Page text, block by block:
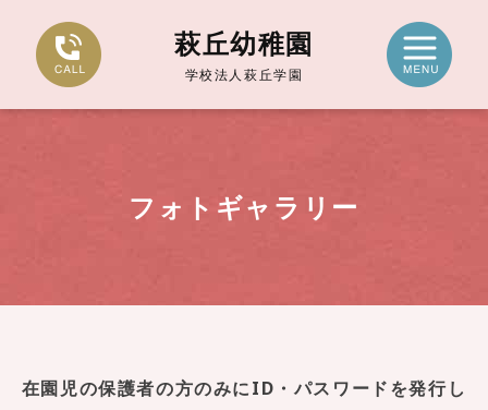
萩丘幼稚園
学校法人萩丘学園
フォトギャラリー
在園児の保護者の方のみにID・パスワードを発行し